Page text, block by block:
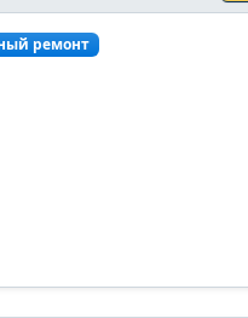
ремонт